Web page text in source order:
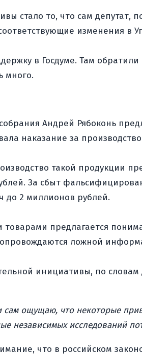
стало то, что сам депутат,
изменения в
в Госдуме. Там
много.
Андрей Рябоконь
наказание за
такой продукции
За сбыт
до 2 миллионов рублей.
предлагается
ложной
инициативы, по
сам ощущаю, что некоторые
независимых исследований
что в российском